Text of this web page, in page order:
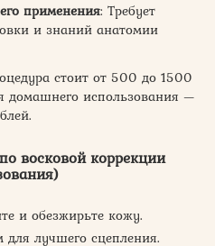
применения: Требует
и знаний анатомии
стоит от 500 до 1500
домашнего использования —
восковой коррекции
и обезжирьте кожу.
лучшего сцепления.